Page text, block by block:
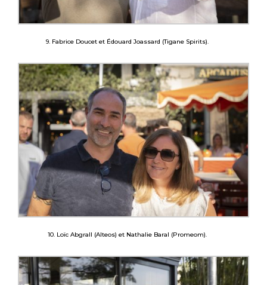
9. Fabrice Doucet et Édouard Joassard (Tigane Spirits).
10. Loïc Abgrall (Alteos) et Nathalie Baral (Promeom).